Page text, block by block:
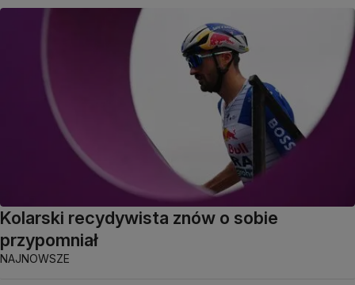
Kolarski recydywista znów o sobie
przypomniał
NAJNOWSZE